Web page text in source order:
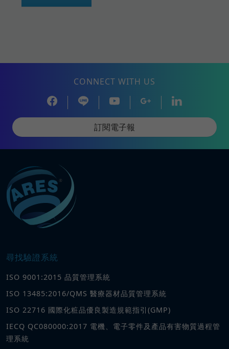
CONNECT WITH US
訂閱電子報
尋找驗證系統
ISO 9001:2015 品質管理系統
ISO 13485:2016/QMS 醫療器材品質管理系統
ISO 22716 國際化粧品優良製造規範指引(GMP)
IECQ QC080000:2017 電機、電子零件及產品有害物質過程管
理系統